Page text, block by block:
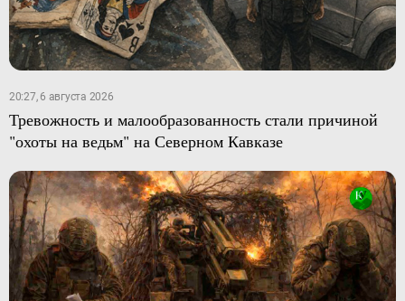
20:27, 6 августа 2026
Тревожность и малообразованность стали причиной
"охоты на ведьм" на Северном Кавказе